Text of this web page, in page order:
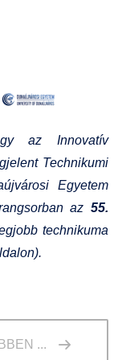
segédlet
KASZK
az Innovatív
Technikumi
Egyetem
az 55.
technikuma
...